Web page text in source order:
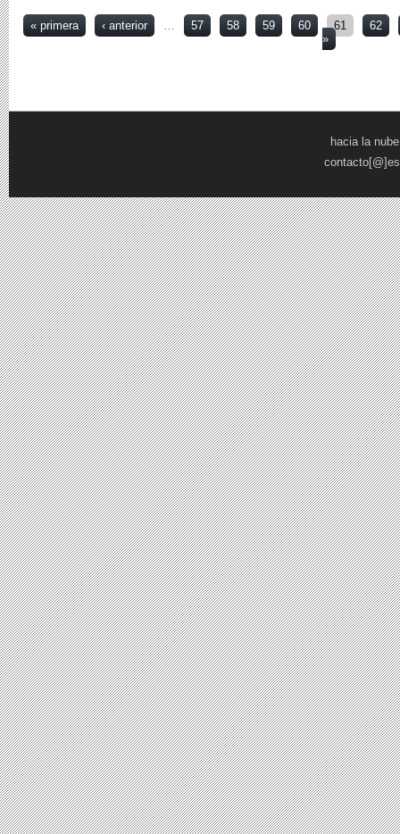
Páginas
« primera ‹ anterior … 57 58 59 60 61
62
»
hacia la